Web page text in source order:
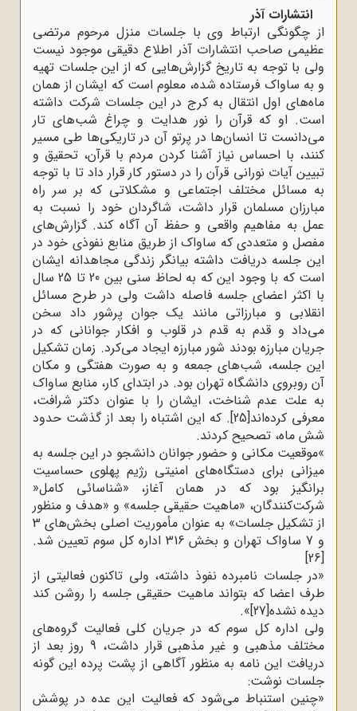
انتشارات آذر
از چگونگی ارتباط وی با جلسات منزل مرحوم مرتضی
عظیمی صاحب انتشارات آذر اطلاع دقیقی موجود نیست
ولی با توجه به تاریخ گزارش‌هایی که از این جلسات تهیه
و به ساواک فرستاده شده، معلوم است که ایشان از همان
ماه‌های اول انتقال به کرج در این جلسات شرکت داشته
است. او که قرآن را نور هدایت و چراغ شب‌های تار
می‌دانست تا انسان‌ها در پرتو آن در تاریکی‌ها طی مسیر
کنند، با احساس نیاز آشنا کردن مردم با قرآن، تحقیق و
تبیین آیات نورانی قرآن را در دستور کار قرار داد تا با توجه
به مسائل مختلف اجتماعی و مشکلاتی که بر سر راه
مبارزان مسلمان قرار داشت، شاگردان خود را نسبت به
عمل به مفاهیم واقعی و حفظ آن آگاه کند. گزارش‌های
مفصل و متعددی که ساواک از طریق منابع نفوذی خود در
این جلسه دریافت داشته بیانگر زندگی مجاهدانه ایشان
است که با وجود این که به لحاظ سنی بین 20 تا 25 سال
با اکثر اعضای جلسه فاصله داشت ولی در طرح مسائل
انقلابی و مبارزاتی مانند یک جوان پرشور داد سخن
می‌داد و قدم به قدم در قلوب و افکار جوانانی که در
جریان مبارزه بودند شور مبارزه ایجاد می‌کرد. زمان تشکیل
این جلسه، شب‌های جمعه و به صورت هفتگی و مکان
آن روبروی دانشگاه تهران بود. در ابتدای کار، منابع ساواک
به علت عدم شناخت، ایشان را با عنوان دکتر شرافت،
معرفی کرده‌اند
.[25] که این اشتباه را بعد از گذشت حدود
شش ماه، تصحیح کردند.
«موقعیت مکانی و حضور جوانان دانشجو در این جلسه به
میزانی برای دستگاه‌های امنیتی رژیم پهلوی حساسیت
برانگیز بود که در همان آغاز، «شناسائی کامل»
شرکت‌کنندگان، «ماهیت حقیقی جلسه» و «هدف و منظور
از تشکیل جلسات» به عنوان مأموریت اصلی بخش‌های 3
و 7 ساواک تهران و بخش 316 اداره کل سوم تعیین شد
.
[26]
«در جلسات نامبرده نفوذ داشته، ولی تاکنون فعالیتی از
طرف اعضا که بتواند ماهیت حقیقی جلسه را روشن کند
دیده نشده
.«[27]
ولی اداره کل سوم که در جریان کلی فعالیت گروه‌های
مختلف مذهبی و غیر مذهبی قرار داشت، 9 روز بعد از
دریافت این نامه به منظور آگاهی از پشت پرده این گونه
جلسات نوشت:
»چنین استنباط می‌شود که فعالیت این عده در پوشش